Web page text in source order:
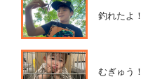
釣れたよ！
むぎゅう！